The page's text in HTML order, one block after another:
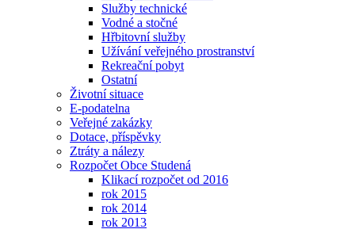
Služby technické
Vodné a stočné
Hřbitovní služby
Užívání veřejného prostranství
Rekreační pobyt
Ostatní
Životní situace
E-podatelna
Veřejné zakázky
Dotace, příspěvky
Ztráty a nálezy
Rozpočet Obce Studená
Klikací rozpočet od 2016
rok 2015
rok 2014
rok 2013